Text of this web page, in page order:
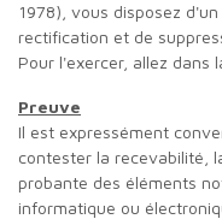
1978), vous disposez
rectification et de
Pour l'exercer, allez dans
Preuve
Il est expressément
contester la recevabilité,
probante des éléments
informatique ou